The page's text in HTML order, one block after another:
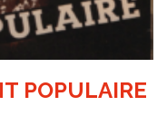
POPULAIRE